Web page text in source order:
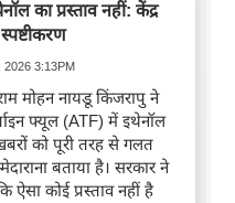
का प्रस्ताव नहीं: केंद्र
2026 3:13PM
राम मोहन नायडू किंजरापु ने
फ्यूल (ATF) में इथेनॉल
को पूरी तरह से गलत
बताया है। सरकार ने
ऐसा कोई प्रस्ताव नहीं है